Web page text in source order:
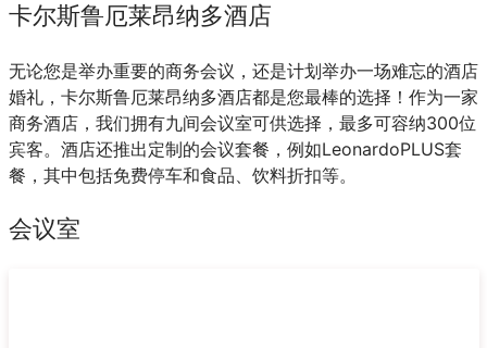
卡尔斯鲁厄莱昂纳多酒店
无论您是举办重要的商务会议，还是计划举办一场难忘的酒店
婚礼，卡尔斯鲁厄莱昂纳多酒店都是您最棒的选择！作为一家
商务酒店，我们拥有九间会议室可供选择，最多可容纳300位
宾客。酒店还推出定制的会议套餐，例如LeonardoPLUS套
餐，其中包括免费停车和食品、饮料折扣等。
会议室